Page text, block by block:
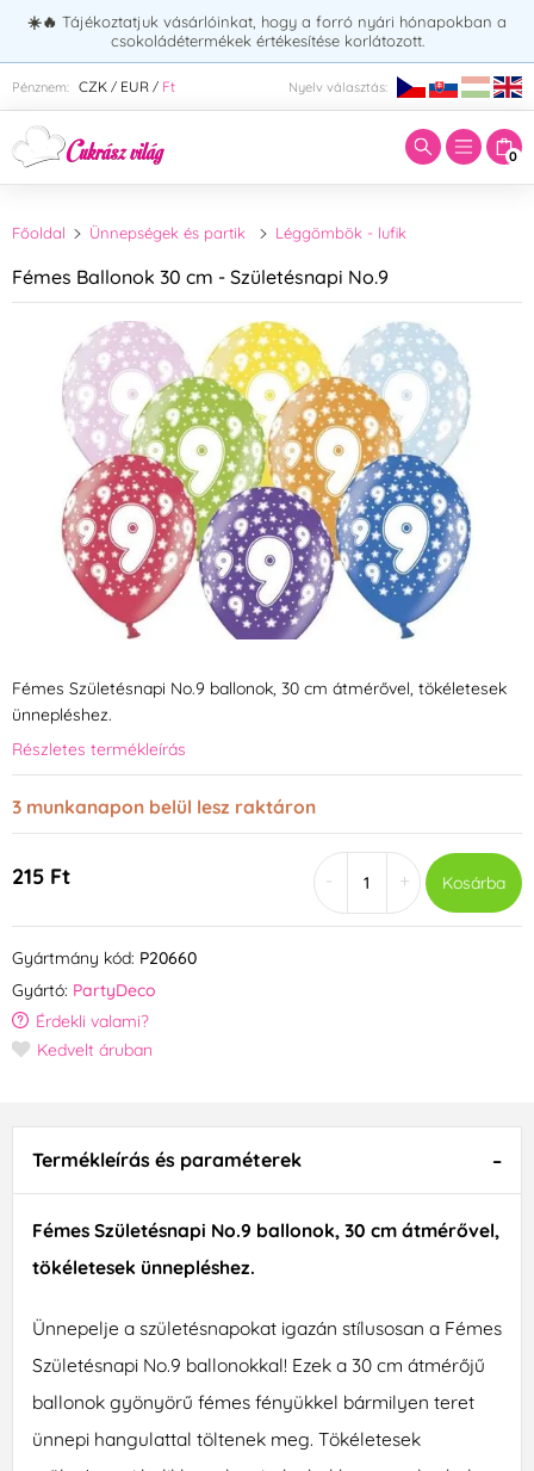
☀️🔥 Tájékoztatjuk vásárlóinkat, hogy a forró nyári hónapokban a
csokoládétermékek értékesítése korlátozott.
Pénznem: CZK / EUR / Ft Nyelv választás:
0
Adja meg a keresett kifejezést:
Főoldal Ünnepségek és partik Léggömbök - lufik
Fémes Ballonok 30 cm - Születésnapi No.9
Fémes Születésnapi No.9 ballonok, 30 cm átmérővel, tökéletesek
ünnepléshez.
Részletes termékleírás
3 munkanapon belül lesz raktáron
215 Ft + Kosárba
Gyártmány kód: P20660
Gyártó: PartyDeco
Érdekli valami?
Kedvelt áruban
Termékleírás és paraméterek
Fémes Születésnapi No.9 ballonok, 30 cm átmérővel,
tökéletesek ünnepléshez.
Ünnepelje a születésnapokat igazán stílusosan a Fémes
Születésnapi No.9 ballonokkal! Ezek a 30 cm átmérőjű
ballonok gyönyörű fémes fényükkel bármilyen teret
ünnepi hangulattal töltenek meg. Tökéletesek